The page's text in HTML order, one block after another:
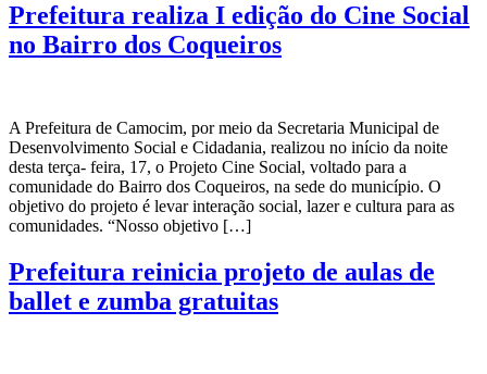
Prefeitura realiza I edição do Cine Social
no Bairro dos Coqueiros
A Prefeitura de Camocim, por meio da Secretaria Municipal de
Desenvolvimento Social e Cidadania, realizou no início da noite
desta terça- feira, 17, o Projeto Cine Social, voltado para a
comunidade do Bairro dos Coqueiros, na sede do município. O
objetivo do projeto é levar interação social, lazer e cultura para as
comunidades. “Nosso objetivo […]
Prefeitura reinicia projeto de aulas de
ballet e zumba gratuitas